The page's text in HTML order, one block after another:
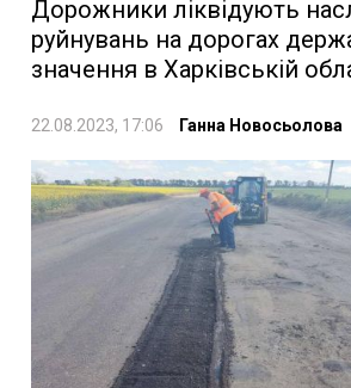
Дорожники ліквідують
руйнувань на дорогах
значення в Харківській
22.08.2023, 17:06 Ганна Новосьолова